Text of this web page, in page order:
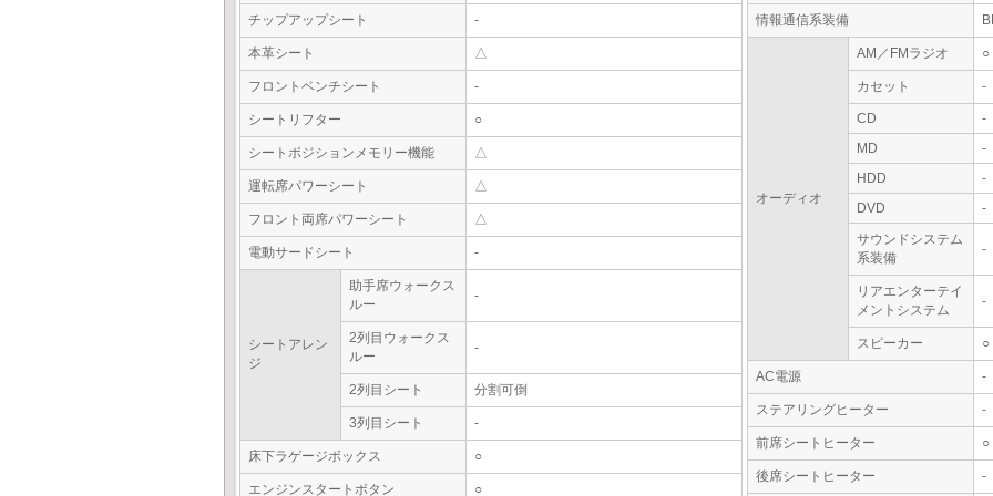
チップアップシート -
本革シート △
フロントベンチシート -
シートリフター ○
シートポジションメモリー機能 △
運転席パワーシート △
フロント両席パワーシート △
電動サードシート -
シートアレン
ジ
助手席ウォークス
ルー
-
2列目ウォークス
ルー
-
2列目シート 分割可倒
3列目シート -
床下ラゲージボックス ○
エンジンスタートボタン ○
情報通信系装備
オーディオ
AM／FMラジオ ○
カセット -
CD
-
MD
-
HDD
-
DVD
-
サウンドシステム
系装備
-
リアエンターテイ
メントシステム
-
スピーカー ○
AC電源 -
ステアリングヒーター -
前席シートヒーター ○
後席シートヒーター -